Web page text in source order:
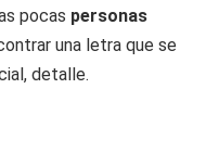
pocas personas
una letra que se
detalle.